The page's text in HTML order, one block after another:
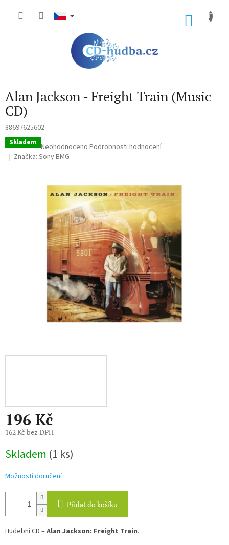
Alan Jackson - Freight Train (Music
CD)
88697625602
Skladem Průměrné
hodnocení
0,0
hvězdiček.
Neohodnoceno Podrobnosti hodnocení
Značka: Sony BMG
196 Kč
162 Kč bez DPH
cena:
Skladem (1 ks)
Možnosti doručení
Přidat do košíku
Hudební CD –Alan Jackson: Freight Train.